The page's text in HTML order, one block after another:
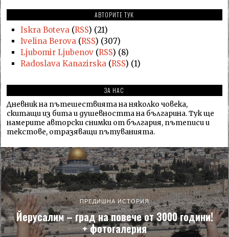
АВТОРИТЕ ТУК
Iskra Boteva(RSS) (21)
Ivelina Berova(RSS) (307)
Ljubomir Ljubenov(RSS) (8)
Radoslava Kanazirska(RSS) (1)
ЗА НАС
Дневник на пътешествията на няколко човека,
скитащи из бита и душевността на българина. Тук ще
намерите авторски снимки от българия, пътеписи и
текстове, отразяващи пътуванията.
ПРЕДИШНА ИСТОРИЯ
Йерусалим – град на повече от 3000 години!
+ фотогалерия